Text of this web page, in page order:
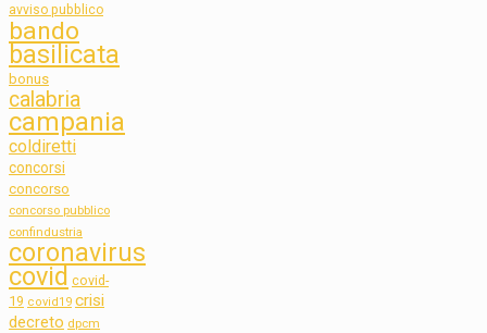
avviso pubblico
bando
basilicata
bonus
calabria
campania
coldiretti
concorsi
concorso
concorso pubblico
confindustria
coronavirus
covid covid-
19 covid19 crisi
decreto dpcm